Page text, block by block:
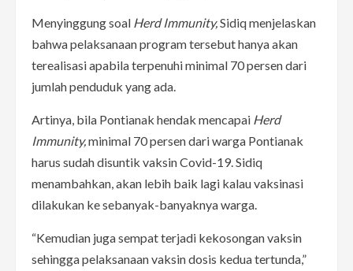
Menyinggung soal Herd Immunity,Sidiq menjelaskan
bahwa pelaksanaan program tersebut hanya akan
terealisasi apabila terpenuhi minimal 70 persen dari
jumlah penduduk yang ada.
Artinya, bila Pontianak hendak mencapai Herd
Immunity,minimal 70 persen dari warga Pontianak
harus sudah disuntik vaksin Covid-19. Sidiq
menambahkan, akan lebih baik lagi kalau vaksinasi
dilakukan ke sebanyak-banyaknya warga.
“Kemudian juga sempat terjadi kekosongan vaksin
sehingga pelaksanaan vaksin dosis kedua tertunda,”